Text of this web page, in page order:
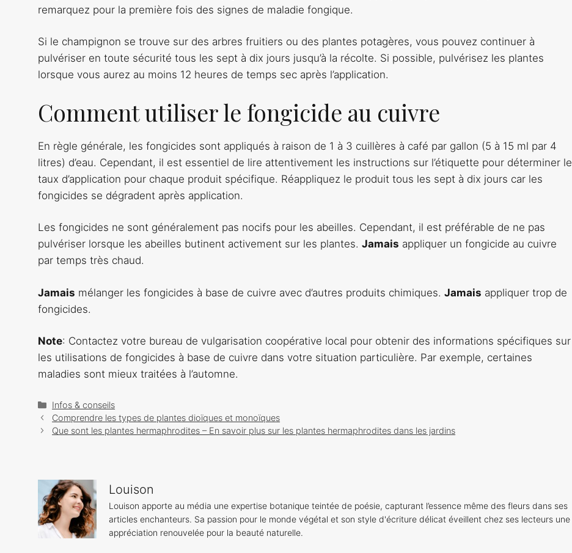
remarquez pour la première fois des signes de maladie fongique.
Si le champignon se trouve sur des arbres fruitiers ou des plantes potagères, vous pouvez continuer à
pulvériser en toute sécurité tous les sept à dix jours jusqu’à la récolte. Si possible, pulvérisez les plantes
lorsque vous aurez au moins 12 heures de temps sec après l’application.
Comment utiliser le fongicide au cuivre
En règle générale, les fongicides sont appliqués à raison de 1 à 3 cuillères à café par gallon (5 à 15 ml par 4
litres) d’eau. Cependant, il est essentiel de lire attentivement les instructions sur l’étiquette pour déterminer le
taux d’application pour chaque produit spécifique. Réappliquez le produit tous les sept à dix jours car les
fongicides se dégradent après application.
Les fongicides ne sont généralement pas nocifs pour les abeilles. Cependant, il est préférable de ne pas
pulvériser lorsque les abeilles butinent activement sur les plantes. Jamais appliquer un fongicide au cuivre
par temps très chaud.
Jamais mélanger les fongicides à base de cuivre avec d’autres produits chimiques. Jamais appliquer trop de
fongicides.
Note: Contactez votre bureau de vulgarisation coopérative local pour obtenir des informations spécifiques sur
les utilisations de fongicides à base de cuivre dans votre situation particulière. Par exemple, certaines
maladies sont mieux traitées à l’automne.
Catégories
Infos & conseils
Navigation
des
Comprendre les types de plantes dioïques et monoïques
Que sont les plantes hermaphrodites – En savoir plus sur les plantes hermaphrodites dans les jardins
Louison
Louison apporte au média une expertise botanique teintée de poésie, capturant l’essence même des fleurs dans ses
articles enchanteurs. Sa passion pour le monde végétal et son style d'écriture délicat éveillent chez ses lecteurs une
appréciation renouvelée pour la beauté naturelle.